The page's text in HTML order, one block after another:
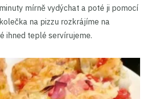
mírně vydýchat a poté ji pomocí
na pizzu rozkrájíme na
ihned teplé servírujeme.